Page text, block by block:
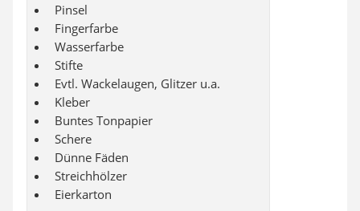
Pinsel
Fingerfarbe
Wasserfarbe
Stifte
Evtl. Wackelaugen, Glitzer u.a.
Kleber
Buntes Tonpapier
Schere
Dünne Fäden
Streichhölzer
Eierkarton